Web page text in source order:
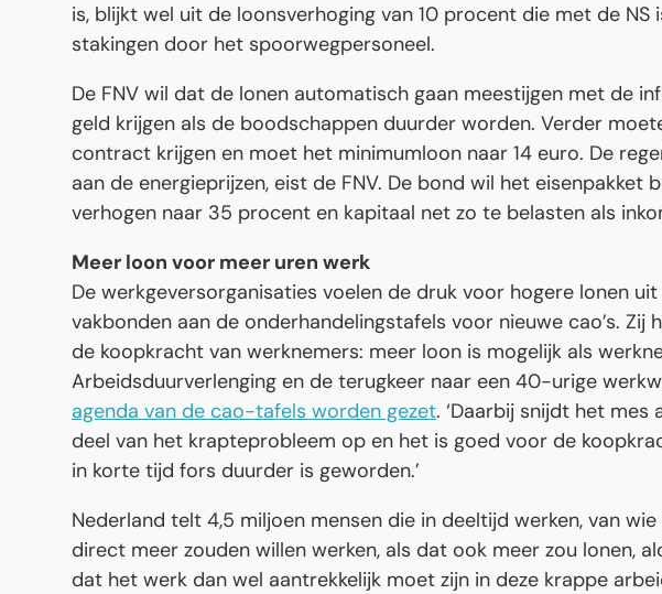
is, blijkt wel uit de loonsverhoging van 10 procent die met de NS
stakingen door het spoorwegpersoneel.
De FNV wil dat de lonen automatisch gaan meestijgen met de
geld krijgen als de boodschappen duurder worden. Verder
contract krijgen en moet het minimumloon naar 14 euro. De
aan de energieprijzen, eist de FNV. De bond wil het
verhogen naar 35 procent en kapitaal net zo te belasten als
Meer loon voor meer uren werk
De werkgeversorganisaties voelen de druk voor hogere lonen
vakbonden aan de onderhandelingstafels voor nieuwe cao’s. Zij
de koopkracht van werknemers: meer loon is mogelijk als
Arbeidsduurverlenging en de terugkeer naar een 40-urige
agenda van de cao-tafels worden gezet. ‘Daarbij snijdt het mes
deel van het krapteprobleem op en het is goed voor de
in korte tijd fors duurder is geworden.’
Nederland telt 4,5 miljoen mensen die in deeltijd werken, van
direct meer zouden willen werken, als dat ook meer zou lonen,
dat het werk dan wel aantrekkelijk moet zijn in deze krappe